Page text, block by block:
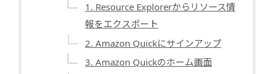
1. Resource Explorerからリソース情
報をエクスポート
2. Amazon Quickにサインアップ
3. Amazon Quickのホーム画面